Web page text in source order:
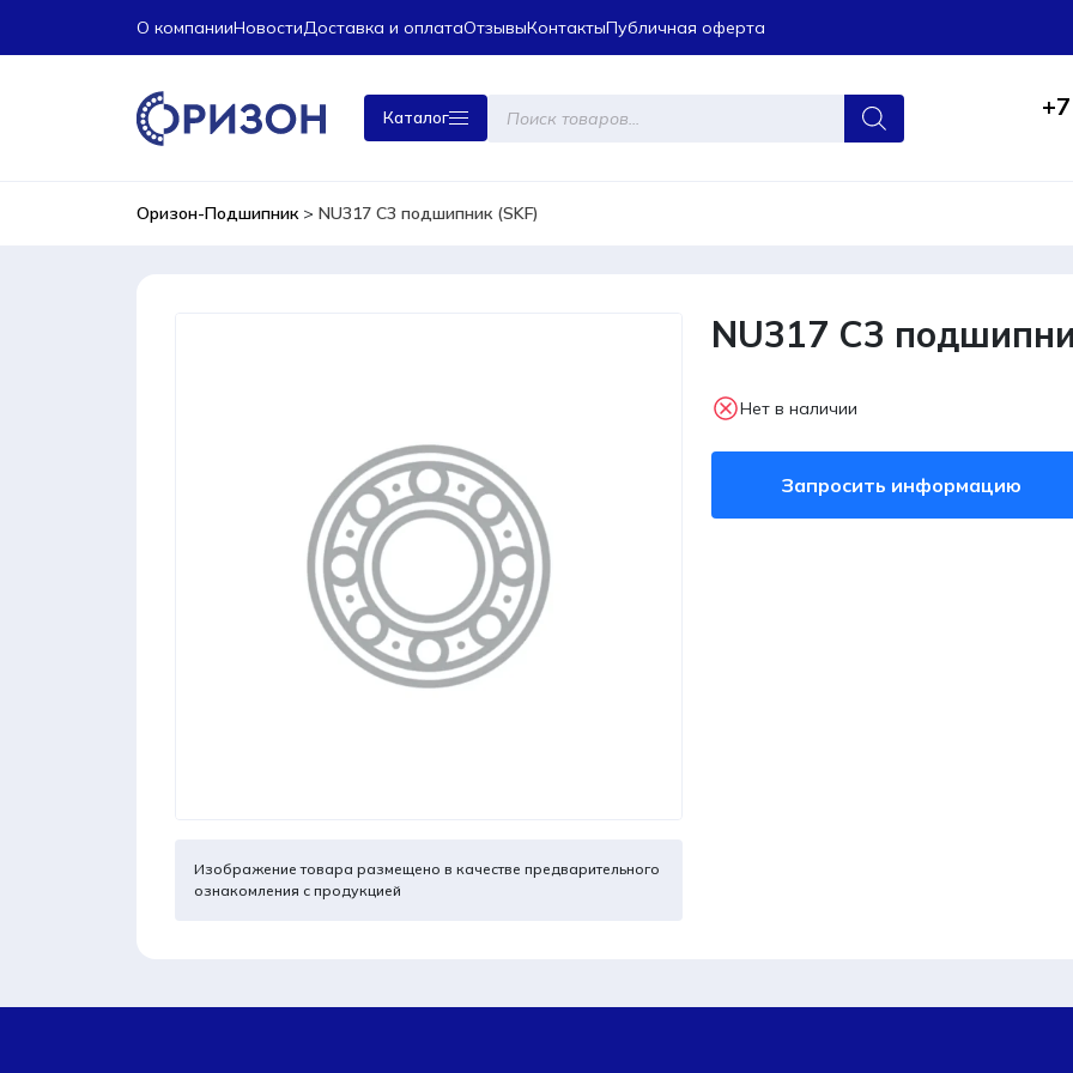
О компанииНовостиДоставка и оплатаОтзывыКонтактыПубличная оферта
Каталог
Поиск
товаров
Оризон-Подшипник> NU317 C3 подшипник (SKF)
Изображение товара размещено в качестве предварительного
ознакомления с продукцией
NU317 C3
Нет в наличии
Запросить информацию